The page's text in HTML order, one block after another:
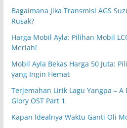
Bagaimana Jika Transmisi AGS
Rusak?
Harga Mobil Ayla: Pilihan Mobil
Meriah!
Mobil Ayla Bekas Harga 50 Juta:
yang Ingin Hemat
Terjemahan Lirik Lagu Yangpa – A
Glory OST Part 1
Kapan Idealnya Waktu Ganti Oli